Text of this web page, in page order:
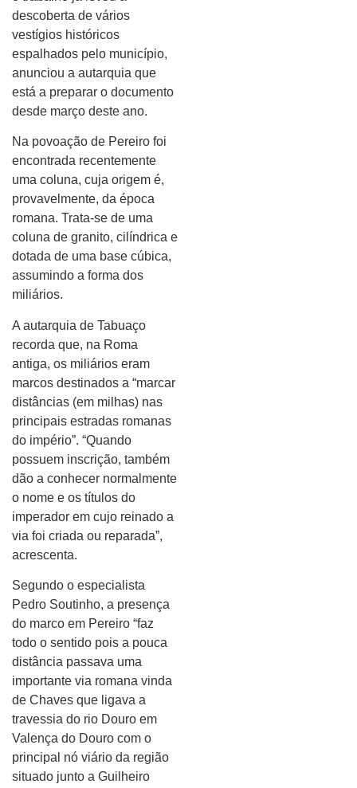
descoberta de vários
vestígios históricos
espalhados pelo município,
anunciou a autarquia que
está a preparar o documento
desde março deste ano.
Na povoação de Pereiro foi
encontrada recentemente
uma coluna, cuja origem é,
provavelmente, da época
romana. Trata-se de uma
coluna de granito, cilíndrica e
dotada de uma base cúbica,
assumindo a forma dos
miliários.
A autarquia de Tabuaço
recorda que, na Roma
antiga, os miliários eram
marcos destinados a “marcar
distâncias (em milhas) nas
principais estradas romanas
do império”. “Quando
possuem inscrição, também
dão a conhecer normalmente
o nome e os títulos do
imperador em cujo reinado a
via foi criada ou reparada”,
acrescenta.
Segundo o especialista
Pedro Soutinho, a presença
do marco em Pereiro “faz
todo o sentido pois a pouca
distância passava uma
importante via romana vinda
de Chaves que ligava a
travessia do rio Douro em
Valença do Douro com o
principal nó viário da região
situado junto a Guilheiro